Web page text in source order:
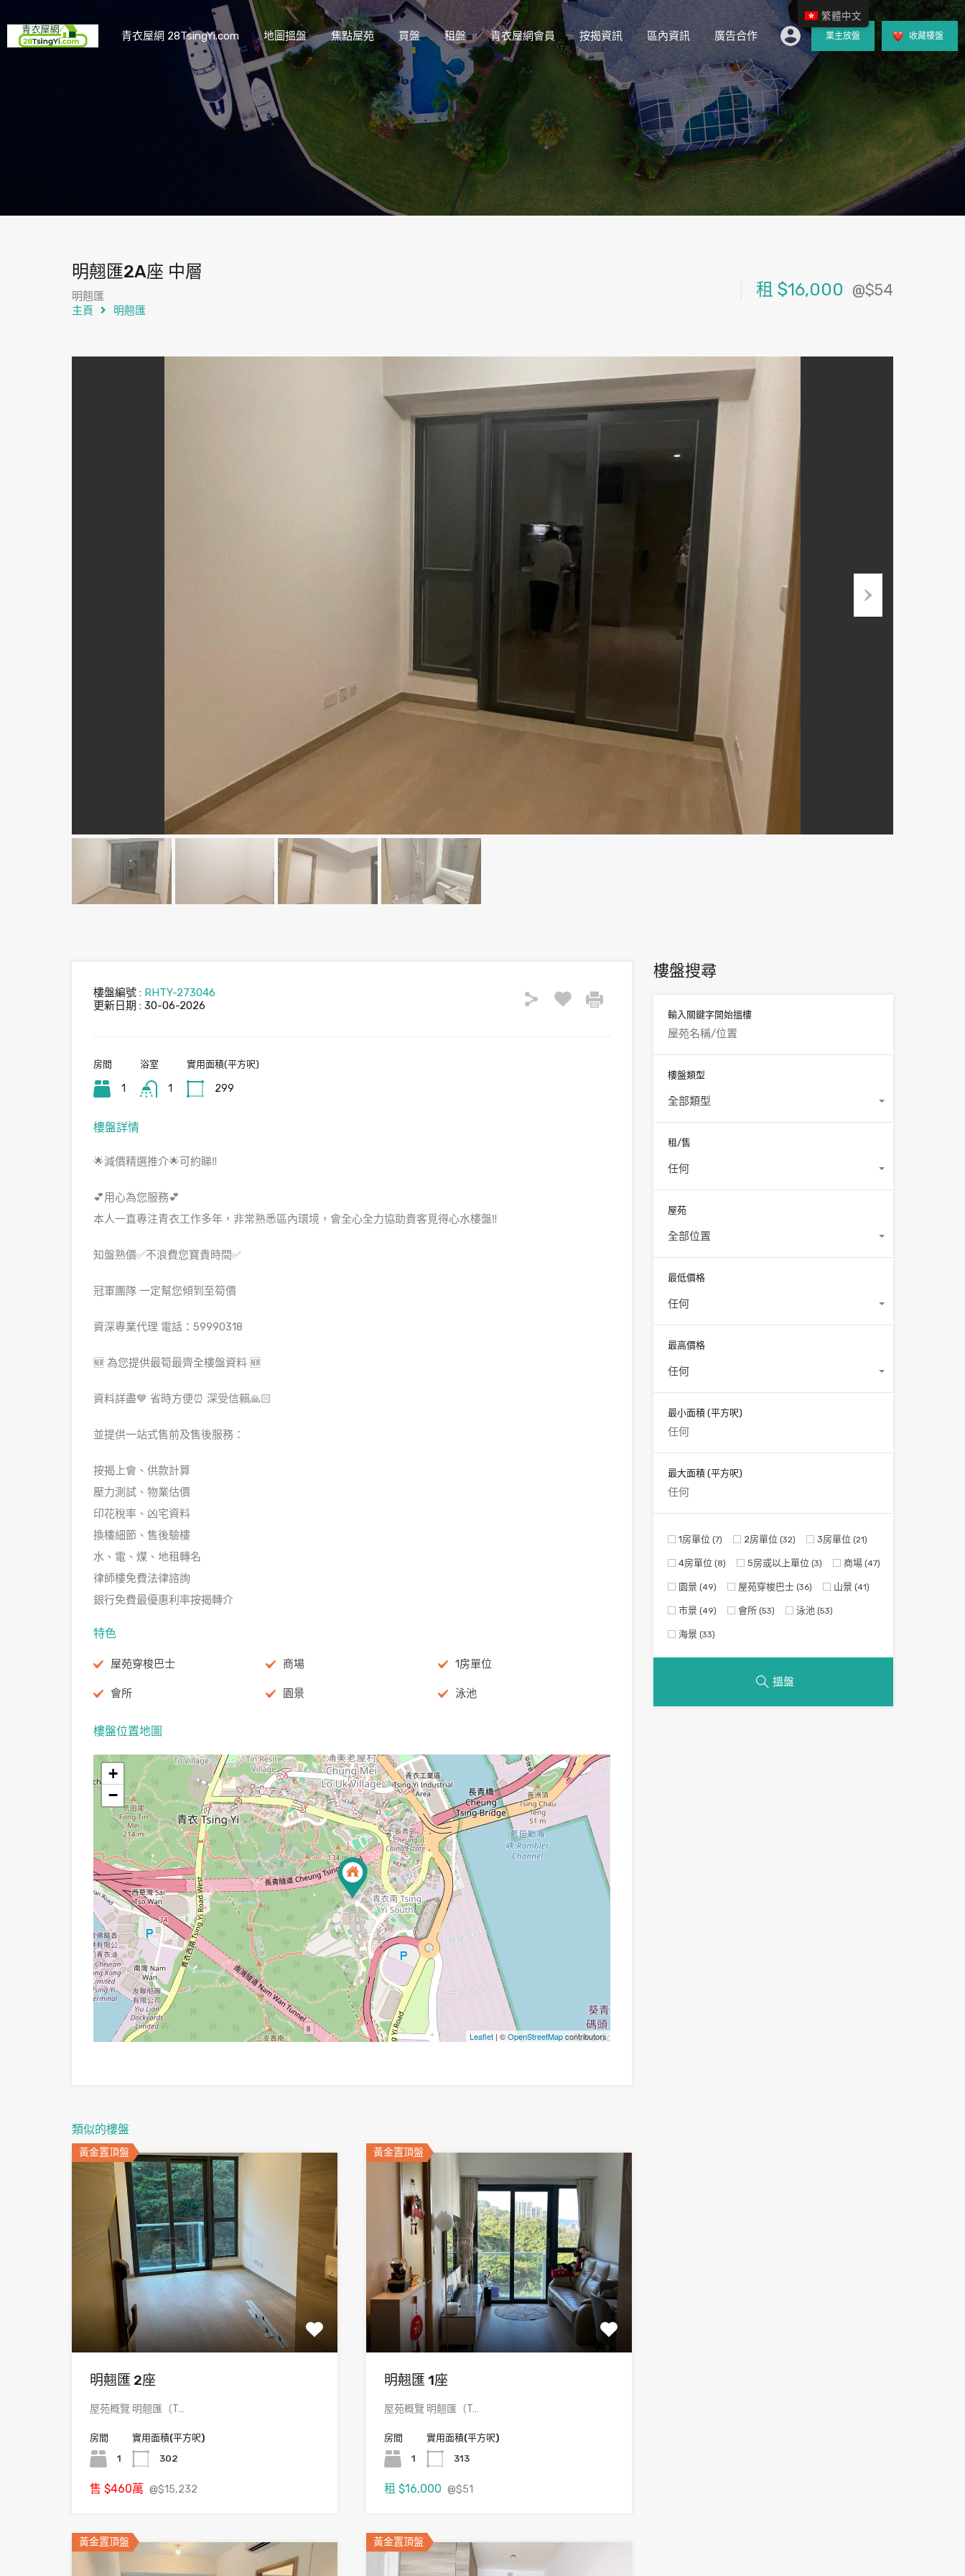
青衣屋網 28TsingYi.com 地圖搵盤 焦點屋苑 買盤 租盤 青衣屋網會員 按揭資訊 區內資訊 廣告合作 業主放盤 收藏樓盤
明翹匯2A座 中層
明翹匯
主頁
明翹匯
租 $16,000 @$54
樓盤編號 : RHTY-273046
更新日期 : 30-06-2026
房間
1
浴室
1
實用面積(平方呎)
299
樓盤詳情
🌟減價精選推介🌟可約睇‼️
💕用心為您服務💕
本人一直專注青衣工作多年，非常熟悉區內環境，會全心全力協助貴客覓得心水樓盤‼️
知盤熟價✅不浪費您寶貴時間✅
冠軍團隊 一定幫您傾到至筍價
資深專業代理 電話：59990318
🆕 為您提供最筍最齊全樓盤資料 🆕
資料詳盡💙 省時方便⏰ 深受信賴🙏🏻
並提供一站式售前及售後服務：
按揭上會、供款計算
壓力測試、物業估價
印花稅率、凶宅資料
換樓細節、售後驗樓
水、電、煤、地租轉名
律師樓免費法律諮詢
銀行免費最優惠利率按揭轉介
特色
屋苑穿梭巴士 商場 1房單位
會所 園景 泳池
樓盤位置地圖
+
−
Leaflet| ©OpenStreetMapcontributors
類似的樓盤
黃金置頂盤
明翹匯 2座
屋苑概覽 明翹匯（T…
房間
1
實用面積(平方呎)
302
售 $460萬 @$15,232
黃金置頂盤
明翹匯 1座
屋苑概覽 明翹匯（T…
房間
1
實用面積(平方呎)
313
租 $16,000 @$51
黃金置頂盤 黃金置頂盤
樓盤搜尋
輸入關鍵字開始搵樓
樓盤類型
全部類型
租/售
任何
屋苑
全部位置
最低價格
任何
最高價格
任何
最小面積 (平方呎)
最大面積 (平方呎)
1房單位 (7) 2房單位 (32) 3房單位 (21)
4房單位 (8) 5房或以上單位 (3) 商場 (47)
園景 (49) 屋苑穿梭巴士 (36) 山景 (41)
市景 (49) 會所 (53) 泳池 (53)
海景 (33)
搵盤
繁體中文